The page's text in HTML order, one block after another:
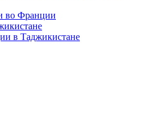
во Франции
в Таджикистане